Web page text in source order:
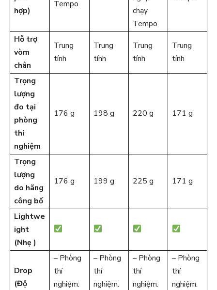
hợp)
Tempo
chạy
Tempo
Hỗ trợ
vòm
chân
Trung
tính
Trung
tính
Trung
tính
Trung
tính
Trọng
lượng
đo tại
phòng
thí
nghiệm
176 g 198 g 220 g 171 g
Trọng
lượng
do hãng
công bố
176 g 199 g 225 g 171 g
Lightwe
ight
(Nhẹ )
Drop
(Độ
– Phòng
thí
nghiệm:
– Phòng
thí
nghiệm:
– Phòng
thí
nghiệm:
– Phòng
thí
nghiệm: